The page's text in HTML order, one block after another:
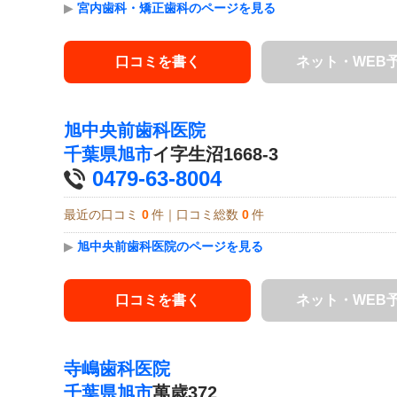
▶ 宮内歯科・矯正歯科のページを見る
口コミを書く ネット・WEB
旭中央前歯科医院
千葉県旭市イ字生沼1668-3
0479-63-8004
最近の口コミ 0 件｜口コミ総数 0 件
▶ 旭中央前歯科医院のページを見る
口コミを書く ネット・WEB
寺嶋歯科医院
千葉県旭市萬歳372